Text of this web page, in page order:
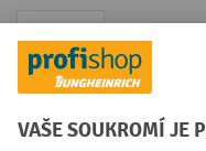
Faktura
Sociální sítě